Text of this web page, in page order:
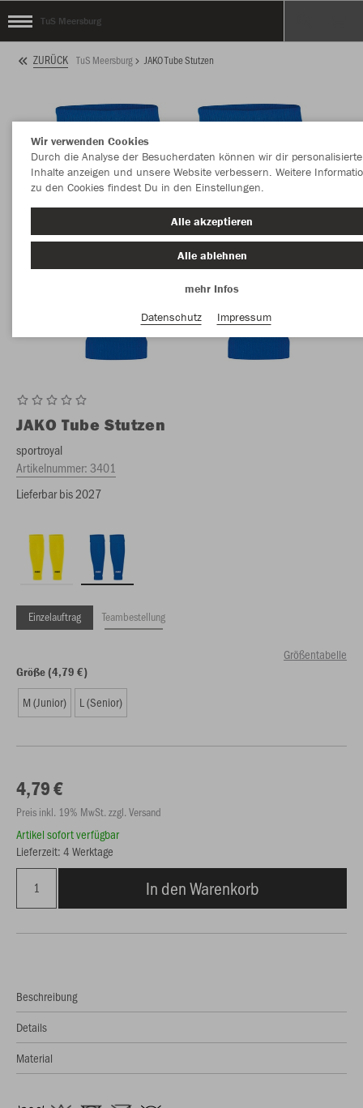
TuS Meersburg
ZURÜCK TuS Meersburg JAKO Tube Stutzen
JAKO Tube Stutzen
sportroyal
Artikelnummer:3401
Lieferbar bis 2027
Einzelauftrag Teambestellung
Größentabelle
Größe (4,79 €)
M (Junior) L (Senior)
4,79 €
Preis inkl. 19% MwSt. zzgl. Versand
Artikel sofort verfügbar
Lieferzeit: 4 Werktage
In den Warenkorb
Beschreibung
Details
Material
Wir verwenden Cookies
Durch die Analyse der Besucherdaten können wir dir personalisierte
Inhalte anzeigen und unsere Website verbessern. Weitere
zu den Cookies findest Du in den Einstellungen.
Alle akzeptieren
Alle ablehnen
mehr Infos
Datenschutz
Impressum